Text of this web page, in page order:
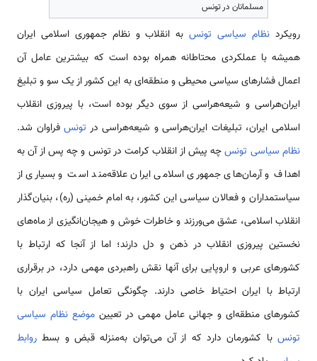
مسلمانان در تونس
رویکرد نظام سیاسی تونسبه انقلاب و نظام جمهوری اسلامی ایران
همیشه با عملکردی محتاطانه همراه بوده است که بیشترین عامل آن
اعمال فشارهای سیاسی محیطی و منطقه‌ای به این کشور از یک سو و تبلیغ
ایران‌هراسی و شیعه‌هراسی از سوی دیگر بوده است، با پیروزی انقلاب
اسلامی ایران، تبلیغات ایران‌هراسی و شیعه‌هراسی در تونسفراوان شد.
نظام سیاسی تونسچه پیش از انقلاب کرامت در تونس و چه پس از آن به
اهداف و آرمان‌های جمهوری اسلامی ایران علاقه‌مند است و بسیاری از
سیاستمداران و فعالان سیاسی این کشور، به امام خمینی (ره)، بنیان‌گذار
انقلاب اسلامی، عشق می‌ورزند و خاطرات خوش و هیجان‌انگیزی از ماه‌های
نخستین پیروزی انقلاب در ذهن و دل دارند؛ اما از آنجا که ارتباط با
کشورهای عربی و اروپایی برای آنها نقش راهبردی مهمی دارد، در برقراری
ارتباط با ایران احتیاط خاصی دارند. چگونگی تعامل سیاسی ایران با
کشورهای منطقه‌ای و جهانی عامل مهمی در تعیین موضع نظام سیاسی
تونس با کشورمان دارد که از آن می‌توان به‌منزله قبض و بسط روابط